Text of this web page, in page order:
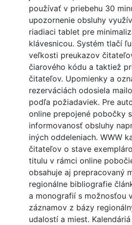
používať v priebehu 30
upozornenie obsluhy
riadiaci tablet pre
klávesnicou. Systém tlačí
veľkosti preukazov
čiarového kódu a taktiež
čitateľov. Upomienky a
rezerváciách odosiela
podľa požiadaviek. Pre
online prepojené pobočky
informovanosť obsluhy
iných oddeleniach. WWW
čitateľov o stave
titulu v rámci online
obsahuje aj prepracovaný
regionálne bibliografie
a monografií s možnosťou
záznamov z bázy
udalostí a miest.